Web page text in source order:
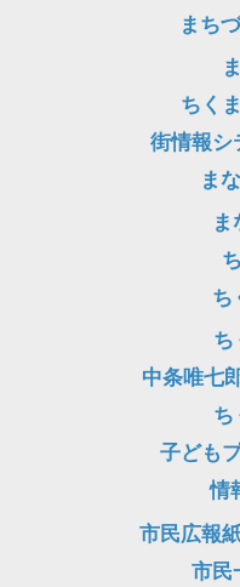
まち
ちく
街情報シ
ま
ま
ち
ち
中条唯七
ち
子ども
情
市民広報
市民